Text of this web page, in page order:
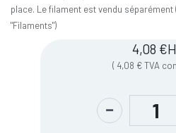
place. Le filament est vendu séparément
"Filaments")
4,08 €
( 4,08 € TVA